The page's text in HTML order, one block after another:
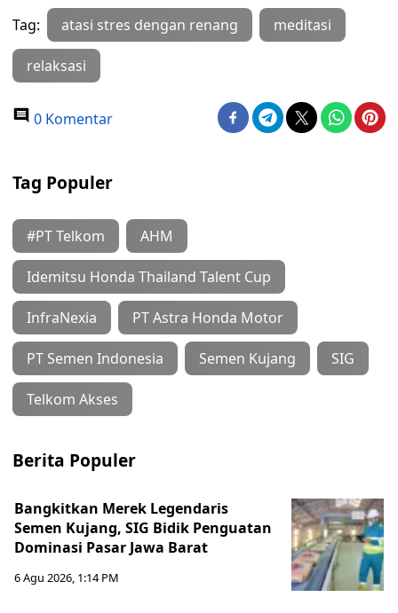
Tag: atasi stres dengan renang meditasi
relaksasi
0 Komentar
Tag Populer
#PT Telkom AHM
Idemitsu Honda Thailand Talent Cup
InfraNexia PT Astra Honda Motor
PT Semen Indonesia Semen Kujang SIG
Telkom Akses
Berita Populer
Bangkitkan Merek Legendaris
Semen Kujang, SIG Bidik Penguatan
Dominasi Pasar Jawa Barat
6 Agu 2026, 1:14 PM